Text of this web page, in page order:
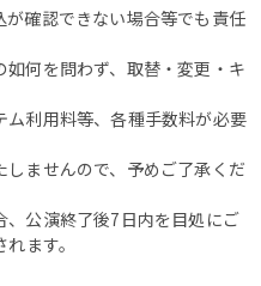
確認できない場合等でも責任
何を問わず、取替・変更・キ
利用料等、各種手数料が必要
ませんので、予めご了承くだ
公演終了後7日内を目処にご
ます。